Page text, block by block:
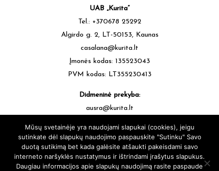
UAB „Kurita”
Tel.: +370678 25292
Algirdo g. 2, LT-50153, Kaunas
casalana@kurita.lt
Įmonės kodas: 135523043
PVM kodas: LT355230413
Didmeninė prekyba:
ausra@kurita.lt
Mūsų svetainėje yra naudojami slapukai (cookies), jeigu
sutinkate dėl slapukų naudojimo paspauskite "Sutinku" Savo
duotą sutikimą bet kada galėsite atšaukti pakeisdami savo
interneto naršyklės nustatymus ir ištrindami įrašytus slapukus.
Daugiau informacijos apie slapukų naudojimą rasite paspaude